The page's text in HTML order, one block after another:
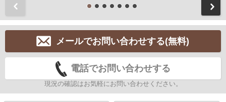
メールでお問い合わせする(無料)
電話でお問い合わせする
現況の確認はお気軽にお問い合わせください。